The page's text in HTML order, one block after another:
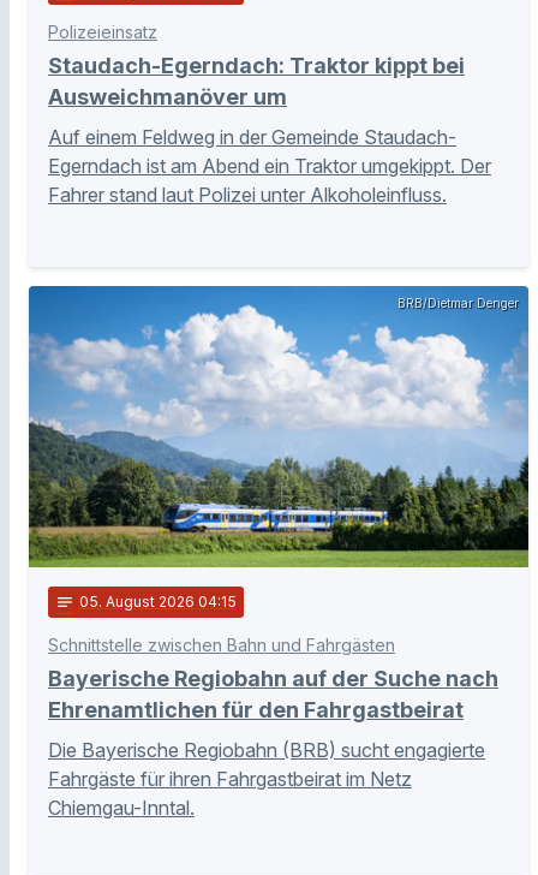
Polizeieinsatz
Staudach-Egerndach: Traktor kippt bei
Ausweichmanöver um
Auf einem Feldweg in der Gemeinde Staudach-
Egerndach ist am Abend ein Traktor umgekippt. Der
Fahrer stand laut Polizei unter Alkoholeinfluss.
BRB/Dietmar Denger
notes 05. August 2026 04:15
Schnittstelle zwischen Bahn und Fahrgästen
Bayerische Regiobahn auf der Suche nach
Ehrenamtlichen für den Fahrgastbeirat
Die Bayerische Regiobahn (BRB) sucht engagierte
Fahrgäste für ihren Fahrgastbeirat im Netz
Chiemgau-Inntal.